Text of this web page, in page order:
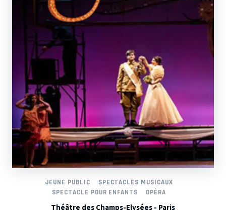
JEUNE PUBLIC
SPECTACLES MUSICAUX
SPECTACLE POUR ENFANTS
OPÉRA
Théâtre des Champs-Elysées - Paris